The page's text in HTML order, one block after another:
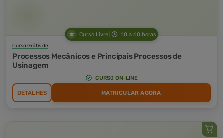
Curso Livre 10 a 60 horas
Curso Grátis de
Processos Mecânicos e Principais Processos de
Usinagem
CURSO ON-LINE
DETALHES MATRICULAR AGORA